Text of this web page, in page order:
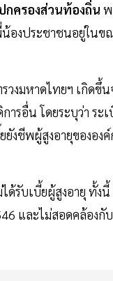
กครองส่วนท้องถิ่น พ
งประชาชนอยู่ในข
งมหาดไทยฯ เกิดขึ้
ารอื่น โดยระบุว่า ระ
ยังชีพผู้สูงอายุขององ
รับเบี้ยผู้สูงอายุ ทั้ง
และไม่สอดคล้อ